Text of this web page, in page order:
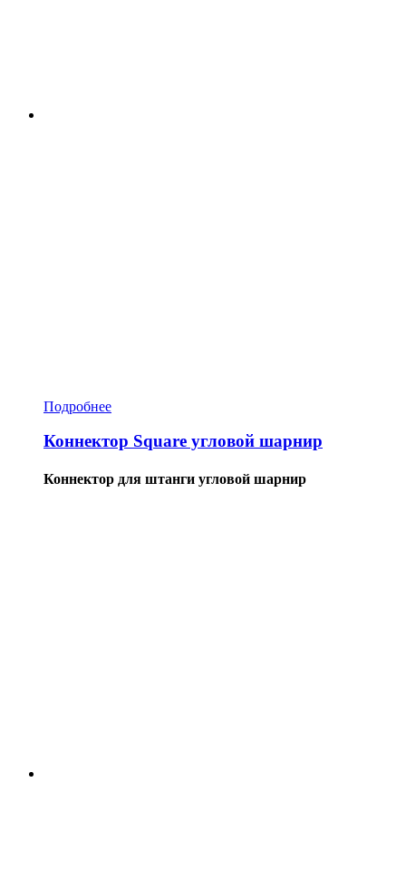
Подробнее
Коннектор Square угловой шарнир
Коннектор для штанги угловой шарнир